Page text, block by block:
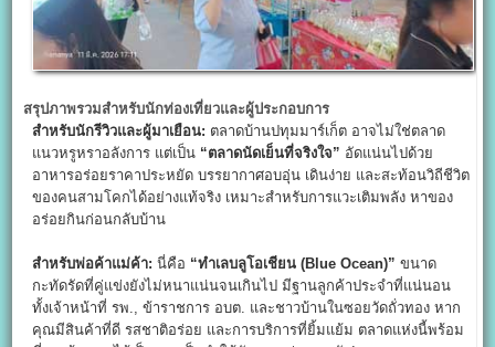
สรุปภาพรวมสำหรับนักท่องเที่ยวและผู้ประกอบการ
สำหรับนักรีวิวและผู้มาเยือน: ตลาดบ้านปทุมมาร์เก็ต อาจไม่ใช่ตลาด
แนวหรูหราอลังการ แต่เป็น “ตลาดนัดเย็นที่จริงใจ” อัดแน่นไปด้วย
อาหารอร่อยราคาประหยัด บรรยากาศอบอุ่น เดินง่าย และสะท้อนวิถีชีวิต
ของคนสามโคกได้อย่างแท้จริง เหมาะสำหรับการแวะเติมพลัง หาของ
อร่อยกินก่อนกลับบ้าน
สำหรับพ่อค้าแม่ค้า: นี่คือ “ทำเลบลูโอเชียน (Blue Ocean)” ขนาด
กะทัดรัดที่คู่แข่งยังไม่หนาแน่นจนเกินไป มีฐานลูกค้าประจำที่แน่นอน
ทั้งเจ้าหน้าที่ รพ., ข้าราชการ อบต. และชาวบ้านในซอยวัดถั่วทอง หาก
คุณมีสินค้าที่ดี รสชาติอร่อย และการบริการที่ยิ้มแย้ม ตลาดแห่งนี้พร้อม